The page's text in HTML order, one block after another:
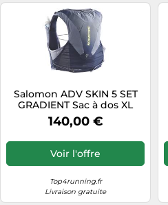
Salomon ADV SKIN 5 SET
GRADIENT Sac à dos XL
Bleu
140,00 €
Voir l'offre
Top4running.fr
Livraison gratuite